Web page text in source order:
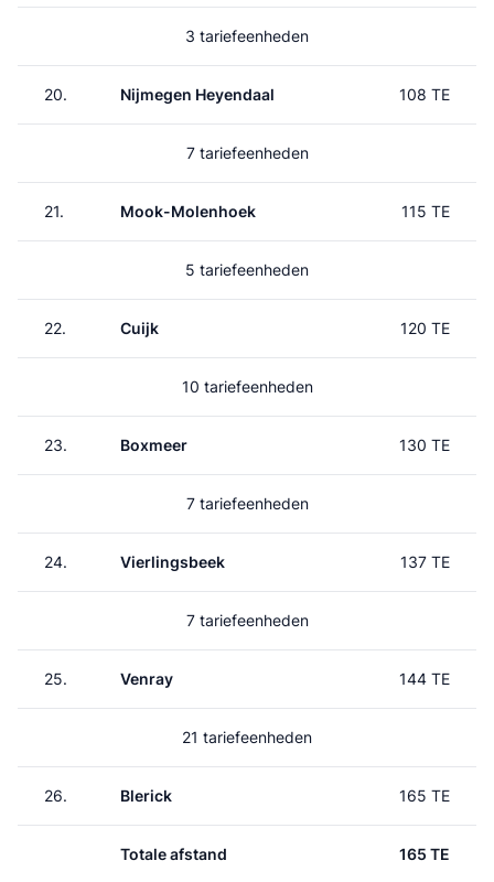
3 tariefeenheden
20. Nijmegen Heyendaal 108 TE
7 tariefeenheden
21. Mook-Molenhoek 115 TE
5 tariefeenheden
22. Cuijk 120 TE
10 tariefeenheden
23. Boxmeer 130 TE
7 tariefeenheden
24. Vierlingsbeek 137 TE
7 tariefeenheden
25. Venray 144 TE
21 tariefeenheden
26. Blerick 165 TE
Totale afstand 165 TE